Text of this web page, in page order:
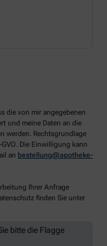
die von mir angegebenen
und meine Daten an die
werden. Rechtsgrundlage
Die Einwilligung kann
an bestellung@apotheke-
Ihrer Anfrage
finden Sie unter
bittedie Flagge